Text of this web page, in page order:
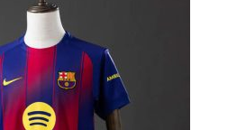
alternativen
kan
väljas
på